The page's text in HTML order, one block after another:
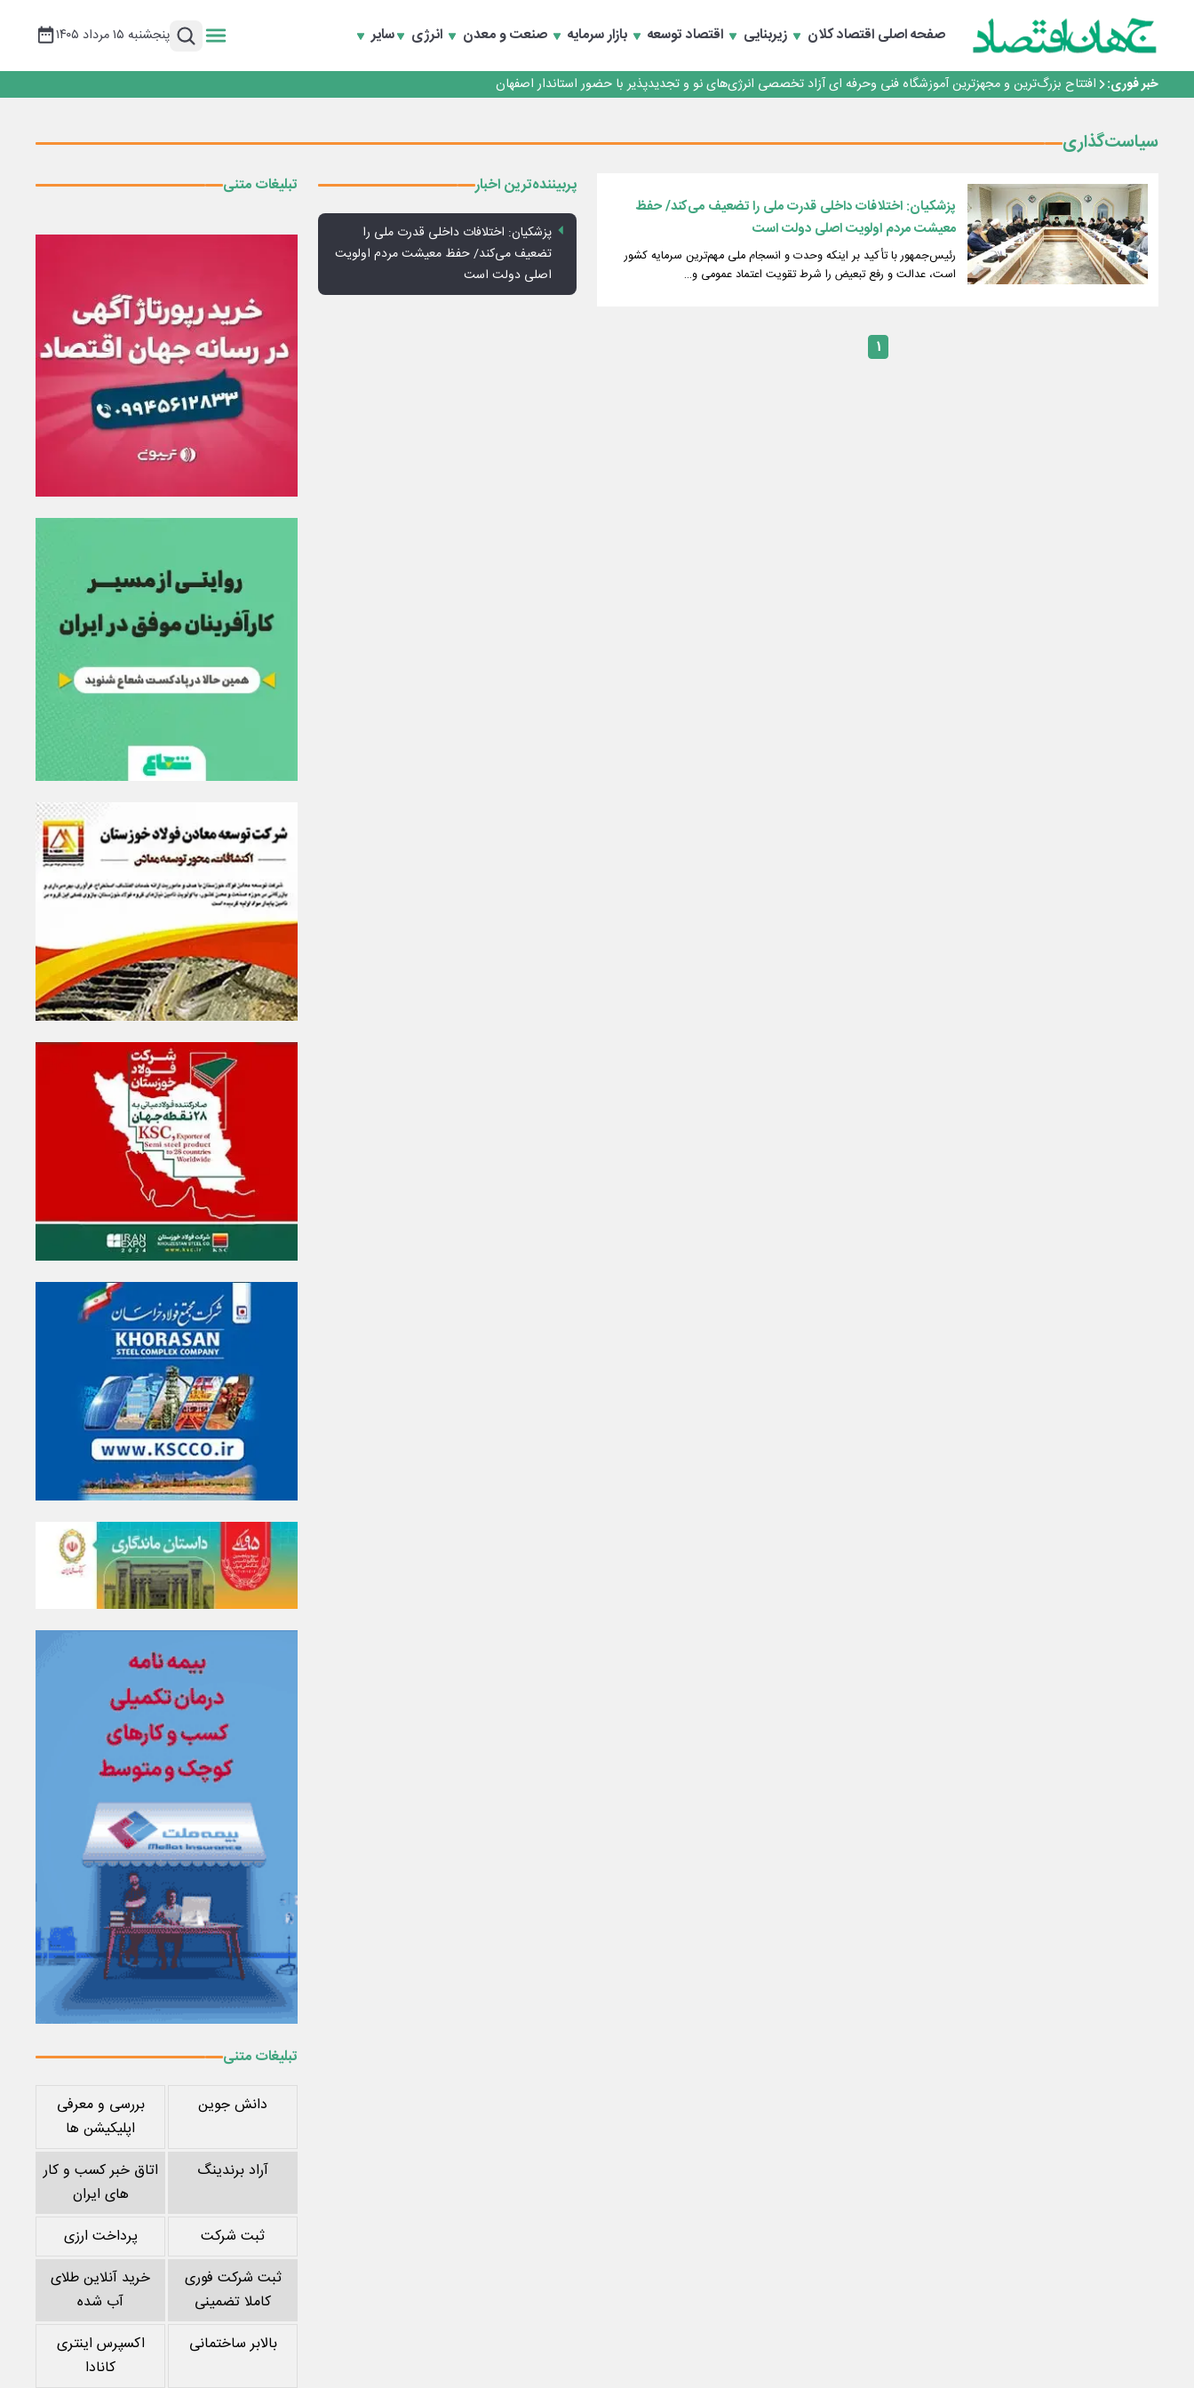
صفحه اصلیاقتصاد کلان زیربنایی اقتصاد توسعه بازار سرمایه صنعت و معدن انرژی سایر پنجشنبه ۱۵ مرداد ۱۴۰۵
خبر فوری:
تداوم صعود مس در بازارهای جهانی؛ قیمت فلز سرخ از ۱۴هزار دلار در هر تن عبور کرد
فولاد در تله قیمت‌گذاری دستوری
افتتاح بزرگ‌ترین و مجهزترین آموزشگاه فنی وحرفه ای آزاد تخصصی انرژی‌های نو و تجدیدپذیر با حضور استاندار اصفهان
گفتگو با کاوه معلمی، مدیر حسابداری مدیریت فولادسنگان
فولاد در تله قیمت‌گذاری دستوریسیاست‌گذاری
پزشکیان: اختلافات داخلی قدرت ملی را تضعیف می‌کند/ حفظ
معیشت مردم اولویت اصلی دولت است
رئیس‌جمهور با تأکید بر اینکه وحدت و انسجام ملی مهم‌ترین سرمایه کشور
است، عدالت و رفع تبعیض را شرط تقویت اعتماد عمومی و…
۱
پربیننده‌ترین اخبار
پزشکیان: اختلافات داخلی قدرت ملی را
تضعیف می‌کند/ حفظ معیشت مردم اولویت
اصلی دولت است
تبلیغات متنی
تبلیغات متنی
دانش جوین
بررسی و معرفی
اپلیکیشن ها
آراد برندینگ
اتاق خبر کسب و کار
های ایران
ثبت شرکت
پرداخت ارزی
ثبت شرکت فوری
کاملا تضمینی
خرید آنلاین طلای
آب شده
بالابر ساختمانی
اکسپرس اینتری
کانادا